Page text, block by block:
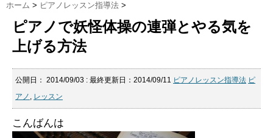
ホーム > ピアノレッスン指導法 >
ピアノで妖怪体操の連弾とやる気を
上げる方法
公開日： 2014/09/03 : 最終更新日：2014/09/11 ピアノレッスン指導法 ピ
アノ , レッスン
こんばんは